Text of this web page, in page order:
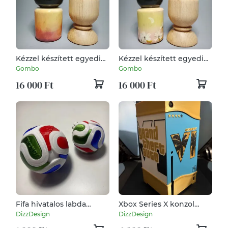
Kézzel készített egyedi
Kokeshi -
Gombo
16 000 Ft
Kézzel készített egyedi
Kokeshi -
Gombo
16 000 Ft
Fifa hivatalos labda
kulcstartó vagy dísz
DizzDesign
Xbox Series X konzol
borítás GTA VI stílusban
DizzDesign